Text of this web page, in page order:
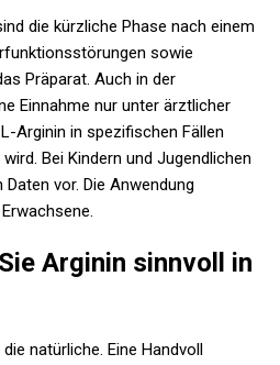
die kürzliche Phase nach einem
sowie
Präparat. Auch in der
Einnahme nur unter ärztlicher
Arginin in spezifischen Fällen
Bei Kindern und Jugendlichen
vor. Die Anwendung
Arginin sinnvoll in
natürliche. Eine Handvoll